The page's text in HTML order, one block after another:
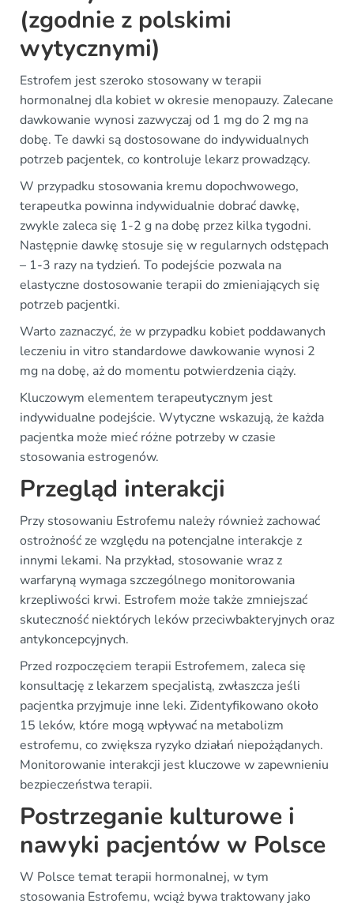
(zgodnie z polskimi
wytycznymi)
Estrofem jest szeroko stosowany w terapii
hormonalnej dla kobiet w okresie menopauzy. Zalecane
dawkowanie wynosi zazwyczaj od 1 mg do 2 mg na
dobę. Te dawki są dostosowane do indywidualnych
potrzeb pacjentek, co kontroluje lekarz prowadzący.
W przypadku stosowania kremu dopochwowego,
terapeutka powinna indywidualnie dobrać dawkę,
zwykle zaleca się 1-2 g na dobę przez kilka tygodni.
Następnie dawkę stosuje się w regularnych odstępach
– 1-3 razy na tydzień. To podejście pozwala na
elastyczne dostosowanie terapii do zmieniających się
potrzeb pacjentki.
Warto zaznaczyć, że w przypadku kobiet poddawanych
leczeniu in vitro standardowe dawkowanie wynosi 2
mg na dobę, aż do momentu potwierdzenia ciąży.
Kluczowym elementem terapeutycznym jest
indywidualne podejście. Wytyczne wskazują, że każda
pacjentka może mieć różne potrzeby w czasie
stosowania estrogenów.
Przegląd interakcji
Przy stosowaniu Estrofemu należy również zachować
ostrożność ze względu na potencjalne interakcje z
innymi lekami. Na przykład, stosowanie wraz z
warfaryną wymaga szczególnego monitorowania
krzepliwości krwi. Estrofem może także zmniejszać
skuteczność niektórych leków przeciwbakteryjnych oraz
antykoncepcyjnych.
Przed rozpoczęciem terapii Estrofemem, zaleca się
konsultację z lekarzem specjalistą, zwłaszcza jeśli
pacjentka przyjmuje inne leki. Zidentyfikowano około
15 leków, które mogą wpływać na metabolizm
estrofemu, co zwiększa ryzyko działań niepożądanych.
Monitorowanie interakcji jest kluczowe w zapewnieniu
bezpieczeństwa terapii.
Postrzeganie kulturowe i
nawyki pacjentów w Polsce
W Polsce temat terapii hormonalnej, w tym
stosowania Estrofemu, wciąż bywa traktowany jako